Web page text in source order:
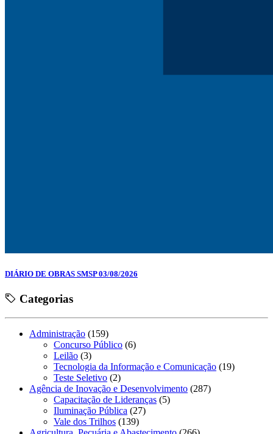
DIÁRIO DE OBRAS SMSP 03/08/2026
Categorias
Administração (159)
Concurso Público (6)
Leilão (3)
Tecnologia da Informação e Comunicação (19)
Teste Seletivo (2)
Agência de Inovação e Desenvolvimento (287)
Capacitação de Lideranças (5)
Iluminação Pública (27)
Vale dos Trilhos (139)